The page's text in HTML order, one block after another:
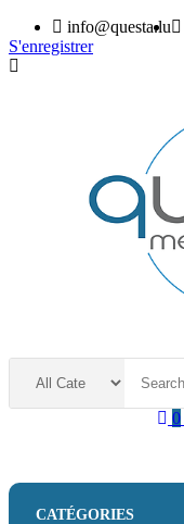
info@questa.lu
S'enregistrer
0
CATÉGORIES